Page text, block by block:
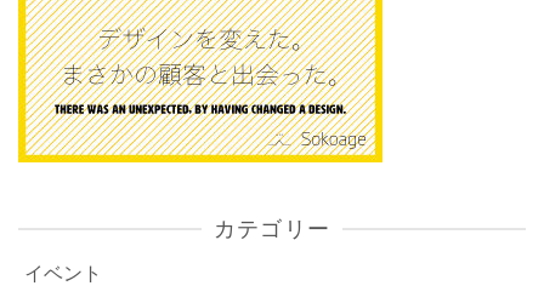
カテゴリー
イベント